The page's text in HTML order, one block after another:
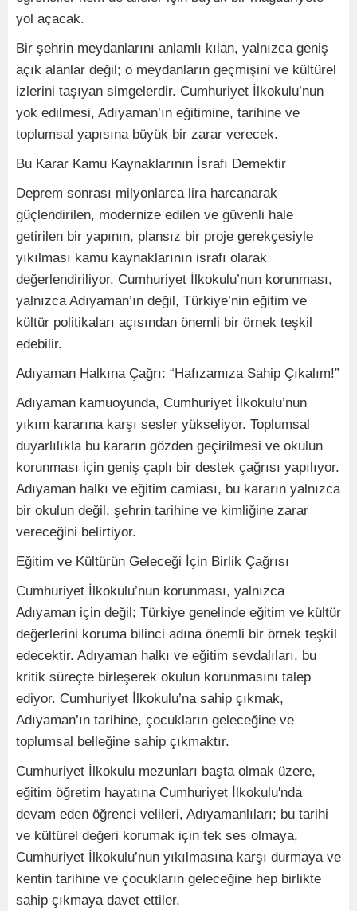
yol açacak.
Bir şehrin meydanlarını anlamlı kılan, yalnızca geniş
açık alanlar değil; o meydanların geçmişini ve kültürel
izlerini taşıyan simgelerdir. Cumhuriyet İlkokulu’nun
yok edilmesi, Adıyaman’ın eğitimine, tarihine ve
toplumsal yapısına büyük bir zarar verecek.
Bu Karar Kamu Kaynaklarının İsrafı Demektir
Deprem sonrası milyonlarca lira harcanarak
güçlendirilen, modernize edilen ve güvenli hale
getirilen bir yapının, plansız bir proje gerekçesiyle
yıkılması kamu kaynaklarının israfı olarak
değerlendiriliyor. Cumhuriyet İlkokulu’nun korunması,
yalnızca Adıyaman’ın değil, Türkiye’nin eğitim ve
kültür politikaları açısından önemli bir örnek teşkil
edebilir.
Adıyaman Halkına Çağrı: “Hafızamıza Sahip Çıkalım!”
Adıyaman kamuoyunda, Cumhuriyet İlkokulu’nun
yıkım kararına karşı sesler yükseliyor. Toplumsal
duyarlılıkla bu kararın gözden geçirilmesi ve okulun
korunması için geniş çaplı bir destek çağrısı yapılıyor.
Adıyaman halkı ve eğitim camiası, bu kararın yalnızca
bir okulun değil, şehrin tarihine ve kimliğine zarar
vereceğini belirtiyor.
Eğitim ve Kültürün Geleceği İçin Birlik Çağrısı
Cumhuriyet İlkokulu’nun korunması, yalnızca
Adıyaman için değil; Türkiye genelinde eğitim ve kültür
değerlerini koruma bilinci adına önemli bir örnek teşkil
edecektir. Adıyaman halkı ve eğitim sevdalıları, bu
kritik süreçte birleşerek okulun korunmasını talep
ediyor. Cumhuriyet İlkokulu’na sahip çıkmak,
Adıyaman’ın tarihine, çocukların geleceğine ve
toplumsal belleğine sahip çıkmaktır.
Cumhuriyet İlkokulu mezunları başta olmak üzere,
eğitim öğretim hayatına Cumhuriyet İlkokulu'nda
devam eden öğrenci velileri, Adıyamanlıları; bu tarihi
ve kültürel değeri korumak için tek ses olmaya,
Cumhuriyet İlkokulu’nun yıkılmasına karşı durmaya ve
kentin tarihine ve çocukların geleceğine hep birlikte
sahip çıkmaya davet ettiler.